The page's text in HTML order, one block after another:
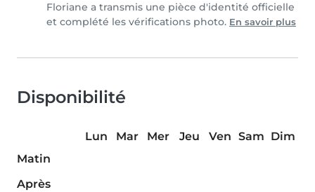
Floriane a transmis une pièce d'identité officielle
et complété les vérifications photo. En savoir plus
Disponibilité
Lun Mar Mer Jeu Ven Sam Dim
Matin
Après